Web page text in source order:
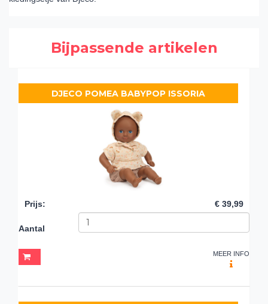
Bijpassende artikelen
DJECO POMEA BABYPOP ISSORIA
Prijs: € 39,99
Aantal
MEER INFO